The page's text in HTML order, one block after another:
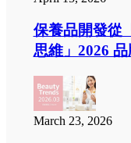
保養品開發從
思維」2026
March 23, 2026